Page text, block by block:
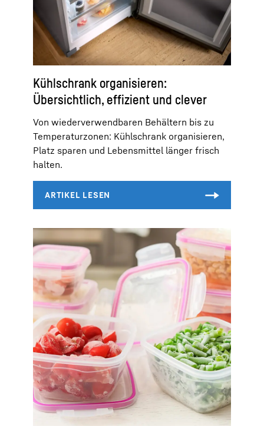
Kühlschrank organisieren:
Übersichtlich, effizient und clever
Von wiederverwendbaren Behältern bis zu
Temperaturzonen: Kühlschrank organisieren,
Platz sparen und Lebensmittel länger frisch
halten.